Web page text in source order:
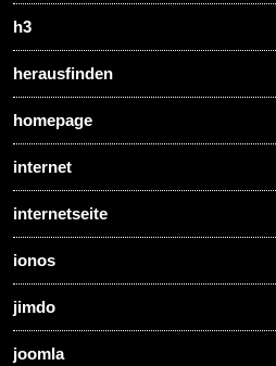
h3
herausfinden
homepage
internet
internetseite
ionos
jimdo
joomla